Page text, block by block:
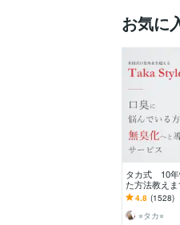
お気に
タカ式 10年
た方法教えま
でもダメだっ
法
4.8 (1528)
⭐︎タカ⭐︎